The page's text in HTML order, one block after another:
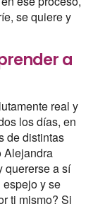
se quiere y
a
real y
los días, en
de distintas
Alejandra
quererse a sí
y se
ti mismo? Si